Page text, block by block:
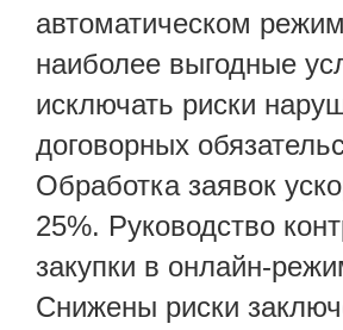
автоматическом
наиболее выгодные
исключать риски
договорных
Обработка заявок
25%. Руководство
закупки в онлайн-
Снижены риски